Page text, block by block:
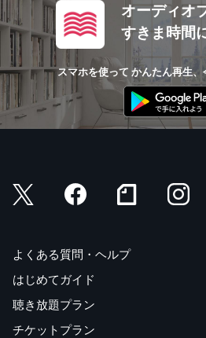
オーディオ
すきま時間
スマホを使って かんたん再生
よくある質問・ヘルプ
はじめてガイド
聴き放題プラン
チケットプラン